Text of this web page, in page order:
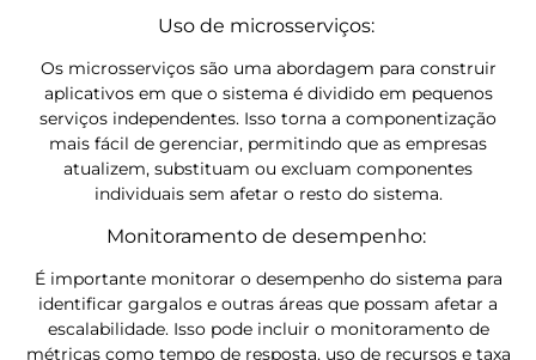
Uso de microsserviços:
Os microsserviços são uma abordagem para construir
aplicativos em que o sistema é dividido em pequenos
serviços independentes. Isso torna a componentização
mais fácil de gerenciar, permitindo que as empresas
atualizem, substituam ou excluam componentes
individuais sem afetar o resto do sistema.
Monitoramento de desempenho:
É importante monitorar o desempenho do sistema para
identificar gargalos e outras áreas que possam afetar a
escalabilidade. Isso pode incluir o monitoramento de
métricas como tempo de resposta, uso de recursos e taxa